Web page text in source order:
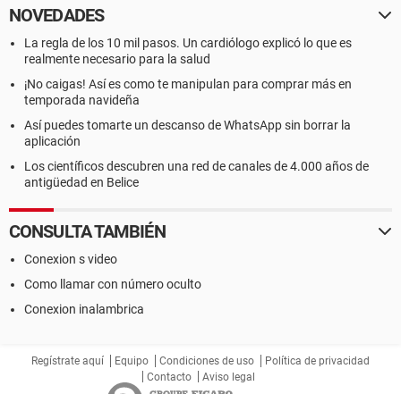
NOVEDADES
La regla de los 10 mil pasos. Un cardiólogo explicó lo que es
realmente necesario para la salud
¡No caigas! Así es como te manipulan para comprar más en
temporada navideña
Así puedes tomarte un descanso de WhatsApp sin borrar la
aplicación
Los científicos descubren una red de canales de 4.000 años de
antigüedad en Belice
CONSULTA TAMBIÉN
Conexion s video
Como llamar con número oculto
Conexion inalambrica
Regístrate aquí Equipo Condiciones de uso
Política de privacidad
Contacto
Aviso legal